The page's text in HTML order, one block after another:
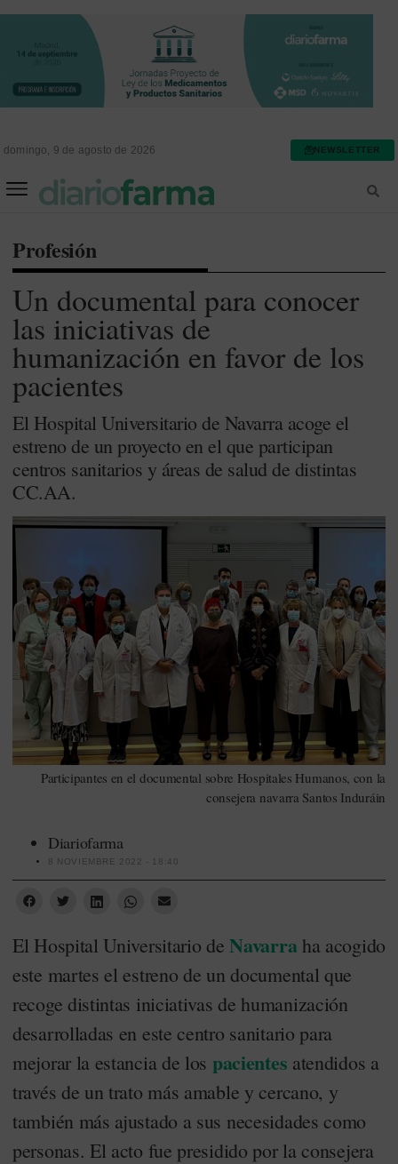
domingo, 9 de agosto de 2026 NEWSLETTER
Profesión
Un documental para conocer
las iniciativas de
humanización en favor de los
pacientes
El Hospital Universitario de Navarra acoge el
estreno de un proyecto en el que participan
centros sanitarios y áreas de salud de distintas
CC.AA.
Participantes en el documental sobre Hospitales Humanos, con la
consejera navarra Santos Induráin
Diariofarma
8 NOVIEMBRE 2022 - 18:40
El Hospital Universitario deNavarraha acogido
este martes el estreno de un documental que
recoge distintas iniciativas de humanización
desarrolladas en este centro sanitario para
mejorar la estancia de los pacientes atendidos a
través de un trato más amable y cercano, y
también más ajustado a sus necesidades como
personas. El acto fue presidido por la consejera